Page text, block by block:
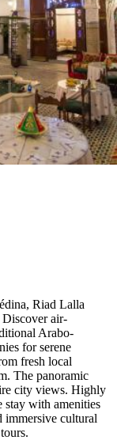
Riad Lalla
Discover air-
Arabo-
for serene
fresh local
The panoramic
city views. Highly
stay with amenities
immersive cultural